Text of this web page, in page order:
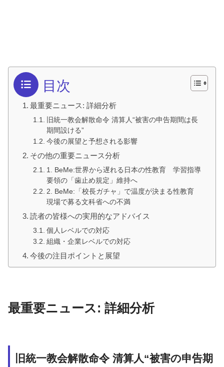
目次
最重要ニュース: 詳細分析
旧統一教会解散命令 清算人“被害の申告期間は長
期間設ける”
今後の展望と予想される影響
その他の重要ニュース分析
1. BeMe:世界から遅れる日本の性教育 学習指導
要領の「歯止め規定」維持へ
2. BeMe:「校長ガチャ」で温度が決まる性教育
現場で募る文科省への不満
読者の皆様への実用的なアドバイス
個人レベルでの対応
組織・企業レベルでの対応
今後の注目ポイントと展望
最重要ニュース: 詳細分析
旧統一教会解散命令 清算人“被害の申告期